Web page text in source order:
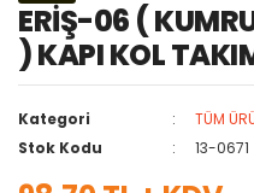
ERİŞ-06 (
) KAPI KOL
Kategori TÜM
Stok Kodu
13-0671